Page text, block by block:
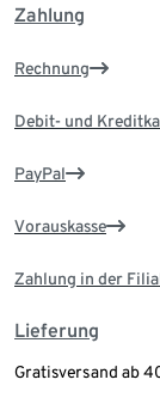
Zahlung
Rechnung
Debit- und
PayPal
Vorauskasse
Zahlung in der
Lieferung
Gratisversand ab